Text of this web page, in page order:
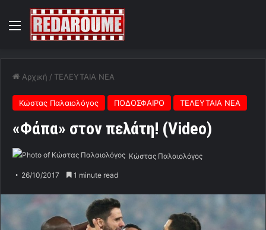
Menu
Αρχική / ΤΕΛΕΥΤΑΙΑ ΝΕΑ
Κώστας Παλαιολόγος ΠΟΔΟΣΦΑΙΡΟ ΤΕΛΕΥΤΑΙΑ ΝΕΑ
«Φάπα» στον πελάτη! (Video)
Κώστας Παλαιολόγος
26/10/2017 1 minute read